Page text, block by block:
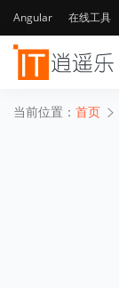
Angular 在线工具
当前位置： 首页